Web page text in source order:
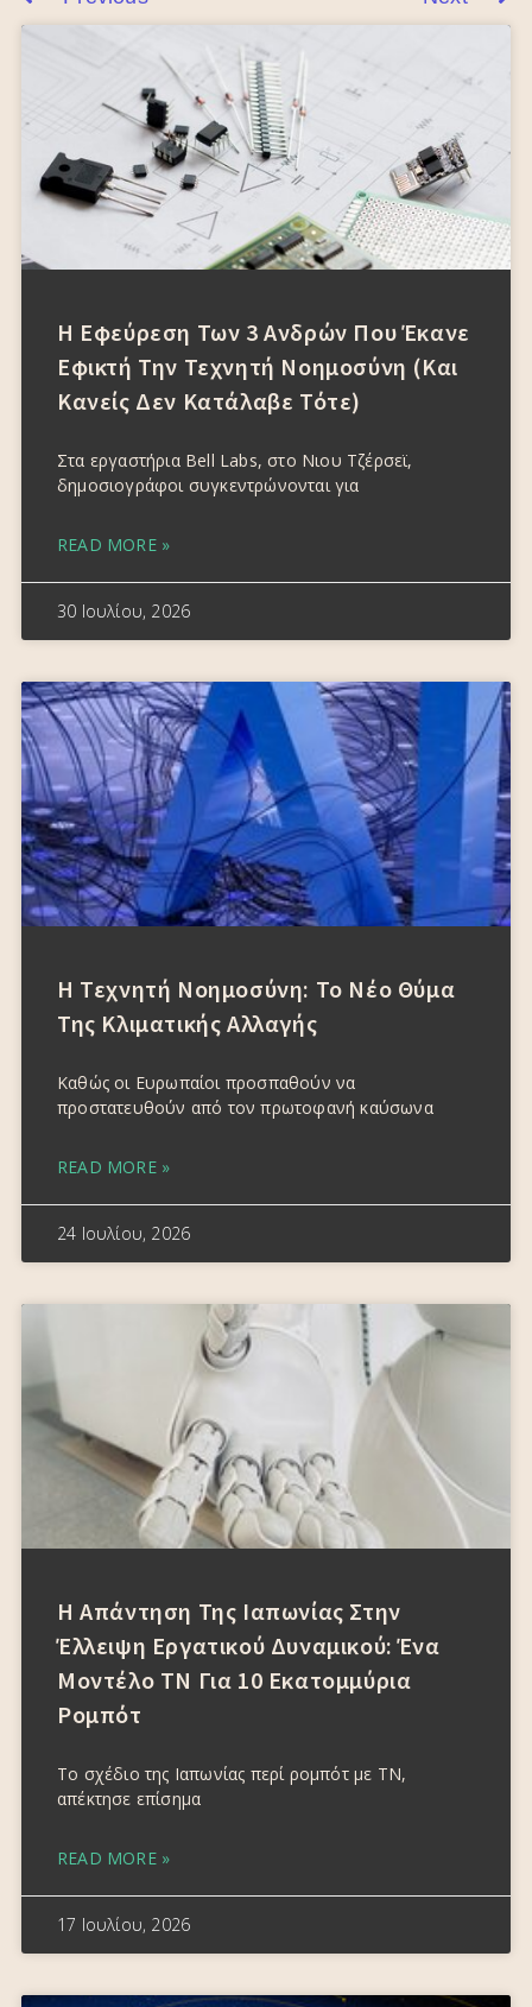
Η Εφεύρεση Των 3 Ανδρών Που Έκανε
Εφικτή Την Τεχνητή Νοημοσύνη (και
Κανείς Δεν Κατάλαβε Τότε)
Στα εργαστήρια Bell Labs, στο Νιου Τζέρσεϊ,
δημοσιογράφοι συγκεντρώνονται για
READ MORE »
30 Ιουλίου, 2026
Η Τεχνητή Νοημοσύνη: Το Νέο Θύμα
Της Κλιματικής Αλλαγής
Καθώς οι Ευρωπαίοι προσπαθούν να
προστατευθούν από τον πρωτοφανή καύσωνα
READ MORE »
24 Ιουλίου, 2026
Η Απάντηση Της Ιαπωνίας Στην
Έλλειψη Εργατικού Δυναμικού: Ένα
Μοντέλο ΤΝ Για 10 Εκατομμύρια
Ρομπότ
Το σχέδιο της Ιαπωνίας περί ρομπότ με ΤΝ,
απέκτησε επίσημα
READ MORE »
17 Ιουλίου, 2026